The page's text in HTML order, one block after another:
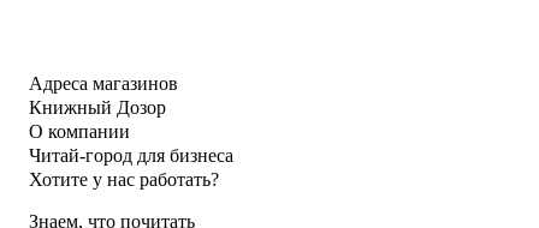
Адреса магазинов
Книжный Дозор
О компании
Читай-город для бизнеса
Хотите у нас работать?
Знаем, что почитать